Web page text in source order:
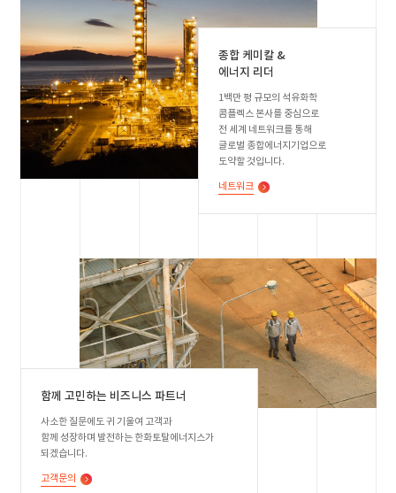
종합 케미칼 &
에너지 리더
1백만 평 규모의 석유화학
콤플렉스 본사를 중심으로
전 세계 네트워크를 통해
글로벌 종합에너지기업으로
도약할 것입니다.
네트워크
함께 고민하는 비즈니스 파트너
사소한 질문에도 귀 기울여 고객과
함께 성장하며 발전하는 한화토탈에너지스가
되겠습니다.
고객문의